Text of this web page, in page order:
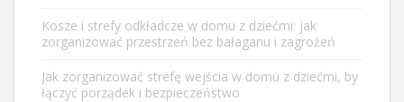
Kosze i strefy odkładcze w domu z dziećmi: jak
zorganizować przestrzeń bez bałaganu i zagrożeń
Jak zorganizować strefę wejścia w domu z dziećmi, by
łączyć porządek i bezpieczeństwo